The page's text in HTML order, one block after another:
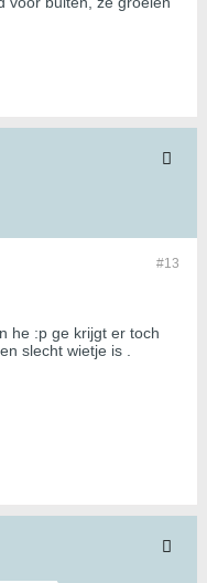
#13
he :p ge krijgt er toch
slecht wietje is .